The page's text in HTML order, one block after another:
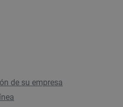
de su empresa